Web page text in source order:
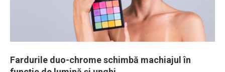
Fardurile duo-chrome schimbă machiajul în